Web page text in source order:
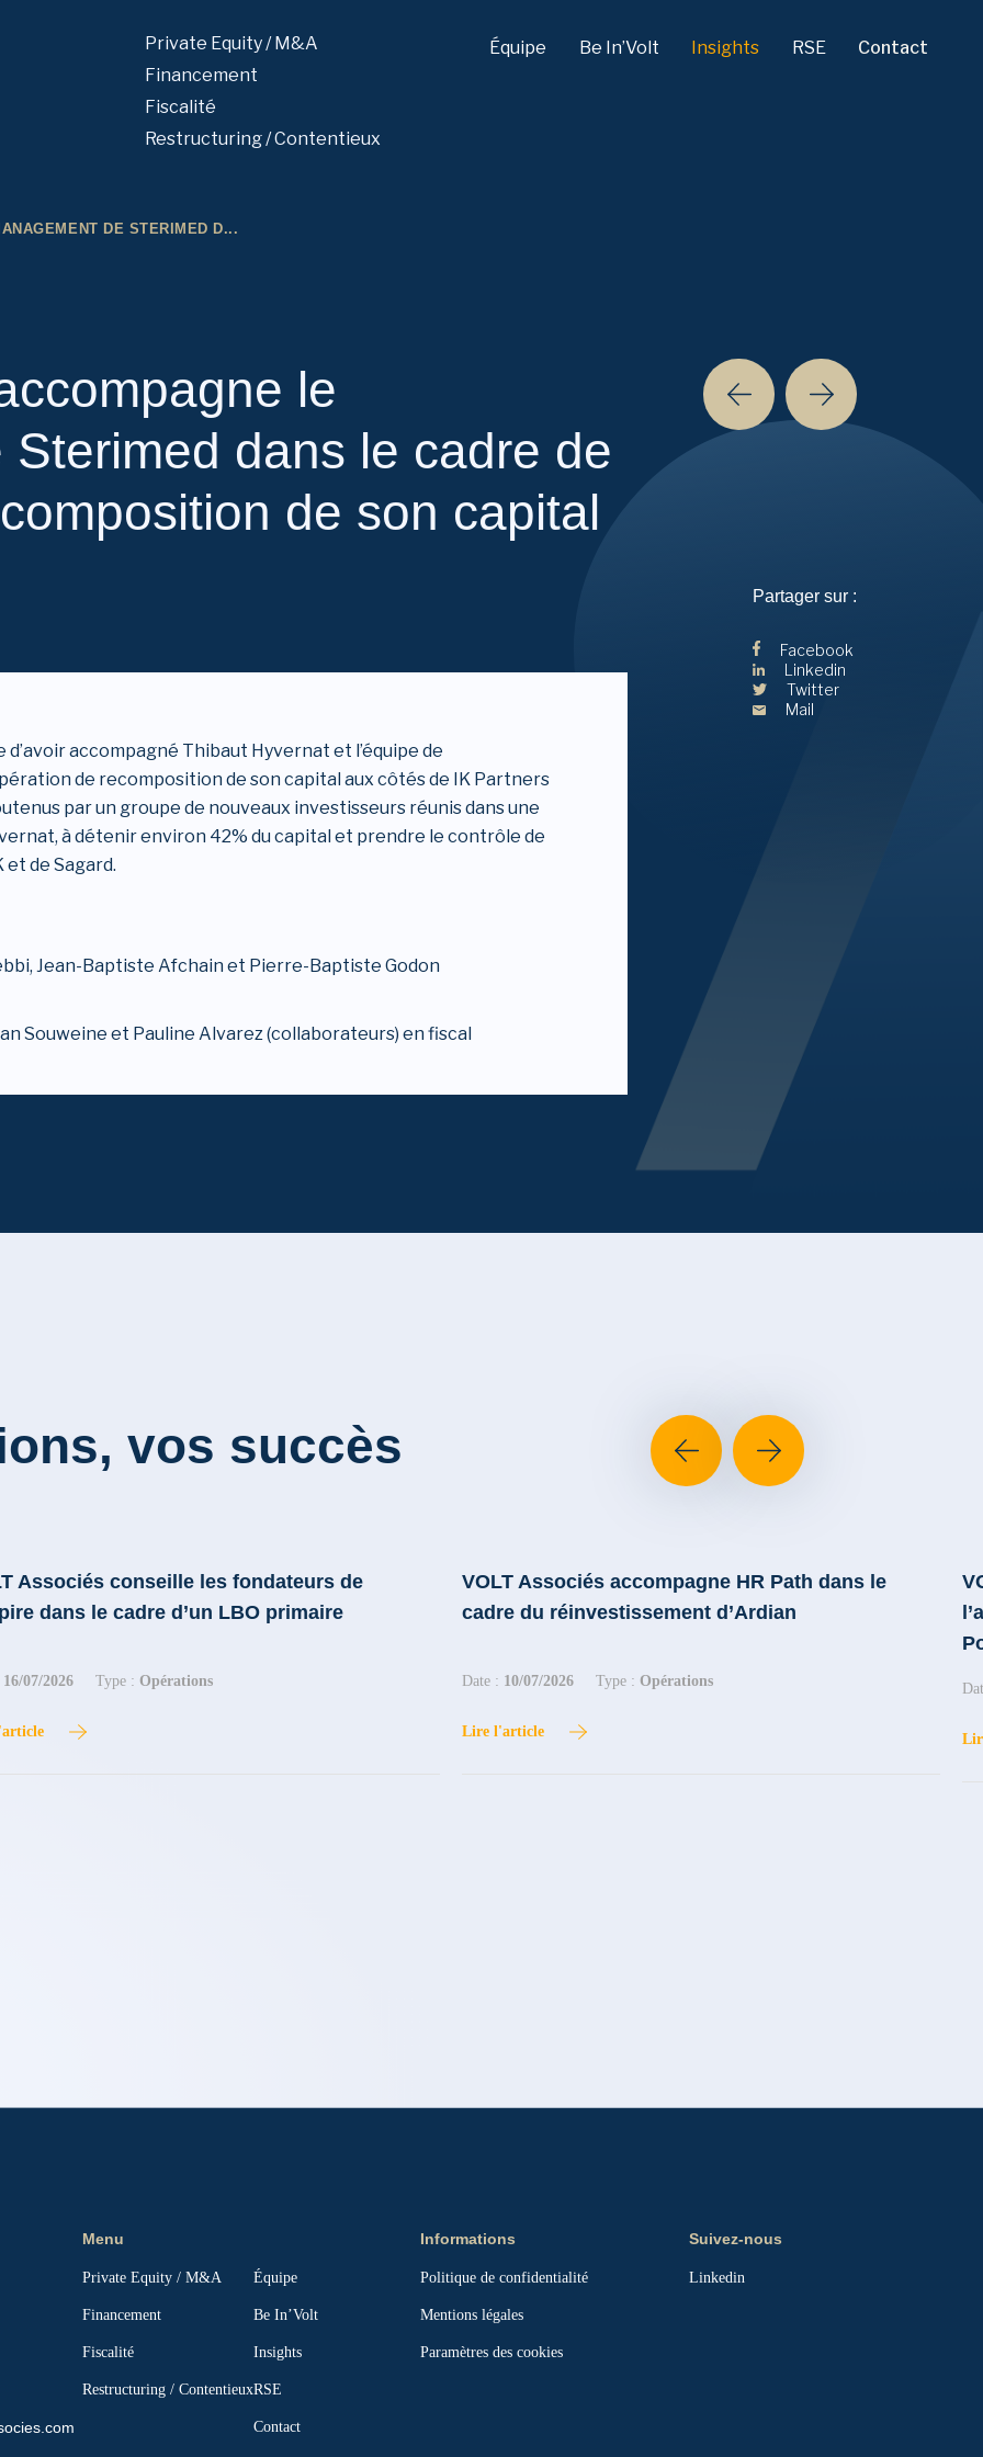
Private Equity / M&A
Financement
Fiscalité
Restructuring / Contentieux
Équipe Be In’Volt Insights RSE Contact
DE STERIMED D...
le
dans le cadre de
de son capital
Partager sur :
Facebook
Linkedin
Twitter
Mail
d’avoir accompagné Thibaut Hyvernat et l’équipe de
de recomposition de son capital aux côtés de IK Partners
par un groupe de nouveaux investisseurs réunis dans une
à détenir environ 42% du capital et prendre le contrôle de
et de Sagard.
Jean-Baptiste Afchain et Pierre-Baptiste Godon
Souweine et Pauline Alvarez (collaborateurs) en fiscal
vos succès
Associés conseille les fondateurs de
dans le cadre d’un LBO primaire
16/07/2026 Type : Opérations
VOLT Associés accompagne HR Path dans le
cadre du réinvestissement d’Ardian
Date : 10/07/2026 Type : Opérations
Lire l'article
Menu
Private Equity / M&A
Financement
Fiscalité
Restructuring / Contentieux
Équipe
Be In’Volt
Insights
RSE
Contact
Informations
Politique de confidentialité
Mentions légales
Paramètres des cookies
Suivez-nous
Linkedin